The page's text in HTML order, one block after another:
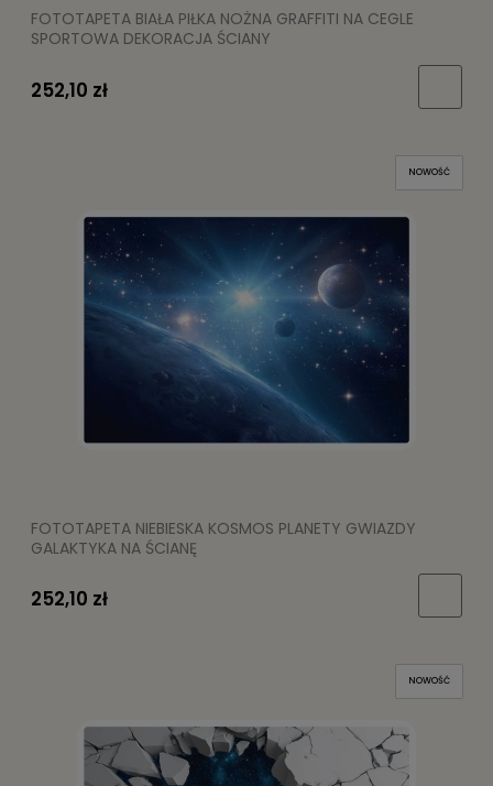
FOTOTAPETA BIAŁA PIŁKA NOŻNA GRAFFITI NA CEGLE
SPORTOWA DEKORACJA ŚCIANY
252,10 zł
FOTOTAPETA NIEBIESKA KOSMOS PLANETY GWIAZDY
GALAKTYKA NA ŚCIANĘ
252,10 zł
NOWOŚĆ
NOWOŚĆ